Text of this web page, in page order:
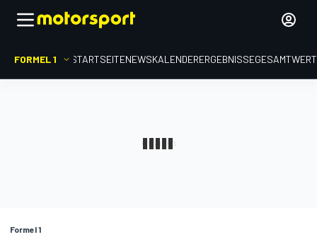
FORMEL 1 STARTSEITENEWSKALENDERERGEBNISSE
Formel 1